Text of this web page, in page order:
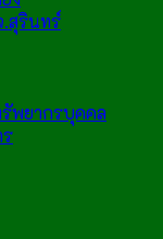
สุรินทร์
พยากรบุคคล